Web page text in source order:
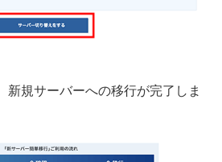
新規サーバーへの移行が完了しま